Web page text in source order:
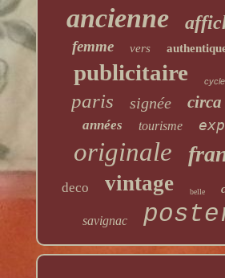
ancienne
femme vers
publicitaire
paris signée circa
années tourisme
originale
deco vintage belle
savignac